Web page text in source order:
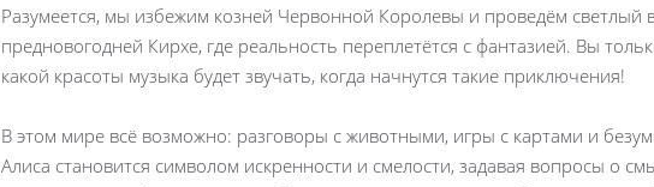
Разумеется, мы избежим козней Червонной Королевы и проведём светлый
предновогодней Кирхе, где реальность переплетётся с фантазией. Вы
какой красоты музыка будет звучать, когда начнутся такие приключения!
В этом мире всё возможно: разговоры с животными, игры с картами и
Алиса становится символом искренности и смелости, задавая вопросы о